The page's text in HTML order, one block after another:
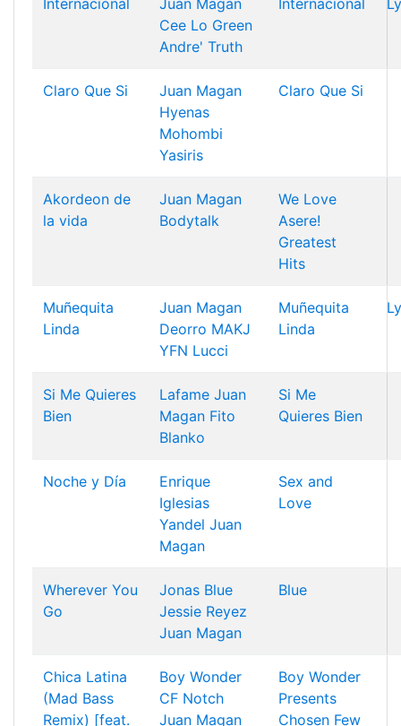
Internacional
Juan Magan
Cee Lo Green
Andre' Truth
Internacional
Claro Que Si
Juan Magan
Hyenas
Mohombi
Yasiris
Claro Que Si
Akordeon de
la vida
Juan Magan
Bodytalk
We Love
Asere!
Greatest
Hits
Muñequita
Linda
Juan Magan
Deorro MAKJ
YFN Lucci
Muñequita
Linda
Si Me Quieres
Bien
Lafame Juan
Magan Fito
Blanko
Si Me
Quieres Bien
Noche y Día
Enrique
Iglesias
Yandel Juan
Magan
Sex and
Love
Wherever You
Go
Jonas Blue
Jessie Reyez
Juan Magan
Blue
Chica Latina
(Mad Bass
Remix) [feat.
Boy Wonder
CF Notch
Juan Magan
Boy Wonder
Presents
Chosen Few